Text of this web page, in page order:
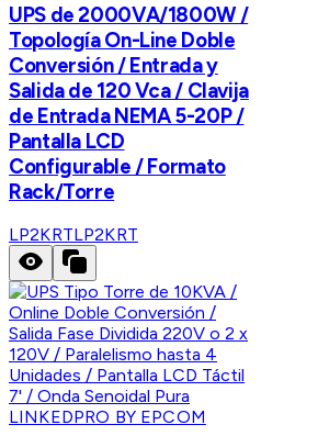
UPS de 2000VA/1800W /
Topología On-Line Doble
Conversión / Entrada y
Salida de 120 Vca / Clavija
de Entrada NEMA 5-20P /
Pantalla LCD
Configurable / Formato
Rack/Torre
LP2KRTLP2KRT
LINKEDPRO BY EPCOM